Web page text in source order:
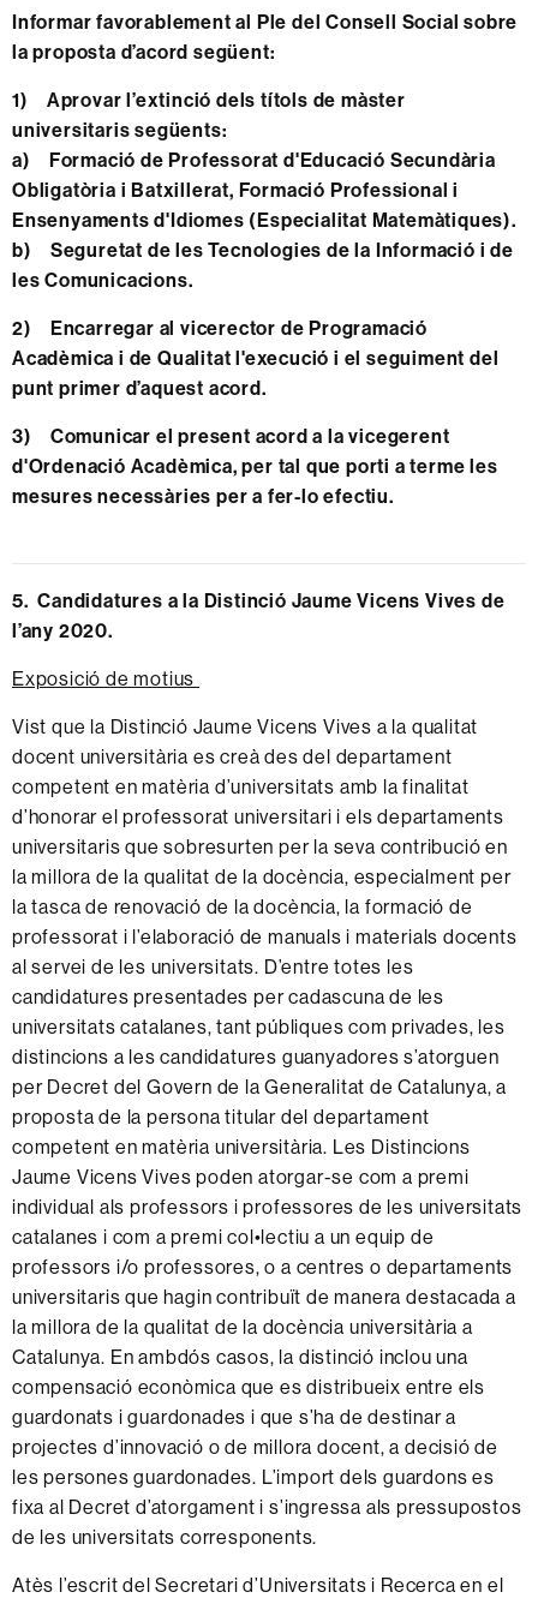
Informar favorablement al Ple del Consell Social sobre
la proposta d’acord següent:
1) Aprovar l’extinció dels títols de màster
universitaris següents:
a) Formació de Professorat d'Educació Secundària
Obligatòria i Batxillerat, Formació Professional i
Ensenyaments d'Idiomes (Especialitat Matemàtiques).
b) Seguretat de les Tecnologies de la Informació i de
les Comunicacions.
2) Encarregar al vicerector de Programació
Acadèmica i de Qualitat l'execució i el seguiment del
punt primer d’aquest acord.
3) Comunicar el present acord a la vicegerent
d'Ordenació Acadèmica, per tal que porti a terme les
mesures necessàries per a fer-lo efectiu.
5. Candidatures a la Distinció Jaume Vicens Vives de
l’any 2020.
Exposició de motius
Vist que la Distinció Jaume Vicens Vives a la qualitat
docent universitària es creà des del departament
competent en matèria d’universitats amb la finalitat
d’honorar el professorat universitari i els departaments
universitaris que sobresurten per la seva contribució en
la millora de la qualitat de la docència, especialment per
la tasca de renovació de la docència, la formació de
professorat i l’elaboració de manuals i materials docents
al servei de les universitats. D’entre totes les
candidatures presentades per cadascuna de les
universitats catalanes, tant públiques com privades, les
distincions a les candidatures guanyadores s’atorguen
per Decret del Govern de la Generalitat de Catalunya, a
proposta de la persona titular del departament
competent en matèria universitària. Les Distincions
Jaume Vicens Vives poden atorgar-se com a premi
individual als professors i professores de les universitats
catalanes i com a premi col•lectiu a un equip de
professors i/o professores, o a centres o departaments
universitaris que hagin contribuït de manera destacada a
la millora de la qualitat de la docència universitària a
Catalunya. En ambdós casos, la distinció inclou una
compensació econòmica que es distribueix entre els
guardonats i guardonades i que s’ha de destinar a
projectes d’innovació o de millora docent, a decisió de
les persones guardonades. L’import dels guardons es
fixa al Decret d’atorgament i s’ingressa als pressupostos
de les universitats corresponents.
Atès l’escrit del Secretari d’Universitats i Recerca en el